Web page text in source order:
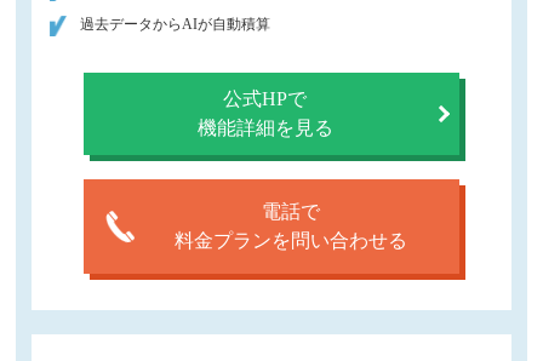
過去データからAIが自動積算
公式HPで
機能詳細を見る
電話で
料金プランを問い合わせる